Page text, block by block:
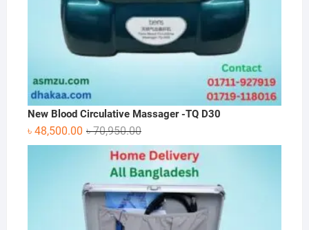
New Blood Circulative Massager -TQ D30
৳70,950.00Original
price
was:
৳ 70,950.00.
৳ 48,500.00
Current
price
is:
৳ 48,500.00.